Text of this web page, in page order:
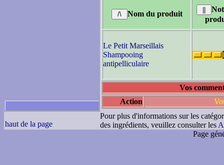
Nom du produit
Le Petit Marseillais
Shampooing
antipelliculaire
Vos
Action
haut de la page
Pour plus d'informations sur les
des ingrédients, veuillez consulter les
Page